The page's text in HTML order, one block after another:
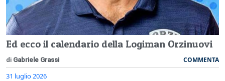
Ed ecco il calendario della Logiman Orzinuovi
di Gabriele Grassi COMMENTA
31 luglio 2026